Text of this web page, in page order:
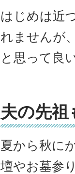
はじめは近
れませんが
と思って良
夫の先祖
夏から秋に
壇やお墓参